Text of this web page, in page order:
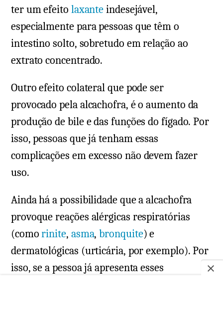
ter um efeito laxanteindesejável,
especialmente para pessoas que têm o
intestino solto, sobretudo em relação ao
extrato concentrado.
Outro efeito colateral que pode ser
provocado pela alcachofra, é o aumento da
produção de bile e das funções do fígado. Por
isso, pessoas que já tenham essas
complicações em excesso não devem fazer
uso.
Ainda há a possibilidade que a alcachofra
provoque reações alérgicas respiratórias
(comorinite, asma,bronquite) e
dermatológicas (urticária, por exemplo). Por
isso, se a pessoa já apresenta esses